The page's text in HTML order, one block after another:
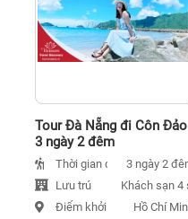
Tour Đà Nẵng đi Côn Đảo
3 ngày 2 đêm
Thời gian đi
3 ngày 2
Lưu trú
Khách sạn 4
Điểm khởi hành Hồ Chí